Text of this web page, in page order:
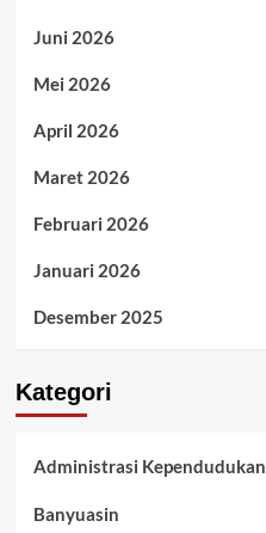
Juni 2026
Mei 2026
April 2026
Maret 2026
Februari 2026
Januari 2026
Desember 2025
Kategori
Administrasi Kependudukan
Banyuasin